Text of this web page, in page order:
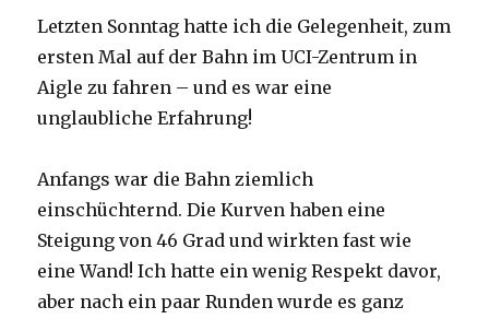
Letzten Sonntag hatte ich die Gelegenheit, zum
ersten Mal auf der Bahn im UCI-Zentrum in
Aigle zu fahren – und es war eine
unglaubliche Erfahrung!
Anfangs war die Bahn ziemlich
einschüchternd. Die Kurven haben eine
Steigung von 46 Grad und wirkten fast wie
eine Wand! Ich hatte ein wenig Respekt davor,
aber nach ein paar Runden wurde es ganz